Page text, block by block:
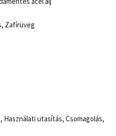
Zafírüveg
Használati utasítás, Csomagolás,